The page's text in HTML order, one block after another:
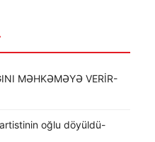
MƏHKƏMƏYƏ VERİR-
artistinin oğlu döyüldü-